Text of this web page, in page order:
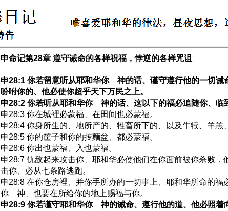
申命记第28章 遵守诫命的各样祝福，悖逆的各样咒诅
申28:1 你若留意听从耶和华你 神的话、谨守遵行他的一切诫
吩咐你的、他必使你超乎天下万民之上。
申28:2 你若听从耶和华你 神的话、这以下的福必追随你、临
申28:3 你在城裡必蒙福、在田间也必蒙福。
申28:4 你身所生的、地所产的、牲畜所下的、以及牛犊、羊羔
申28:5 你的筐子和你的抟麵盆、都必蒙福。
申28:6 你出也蒙福、入也蒙福。
申28:7 仇敌起来攻击你、耶和华必使他们在你面前被你杀败．
击你、必从七条路逃跑。
申28:8 在你仓房裡、并你手所办的一切事上、耶和华所命的福
你 神、也要在所给你的地上赐福与你。
申28:9 你若谨守耶和华你 神的诫命、遵行他的道、他必照着